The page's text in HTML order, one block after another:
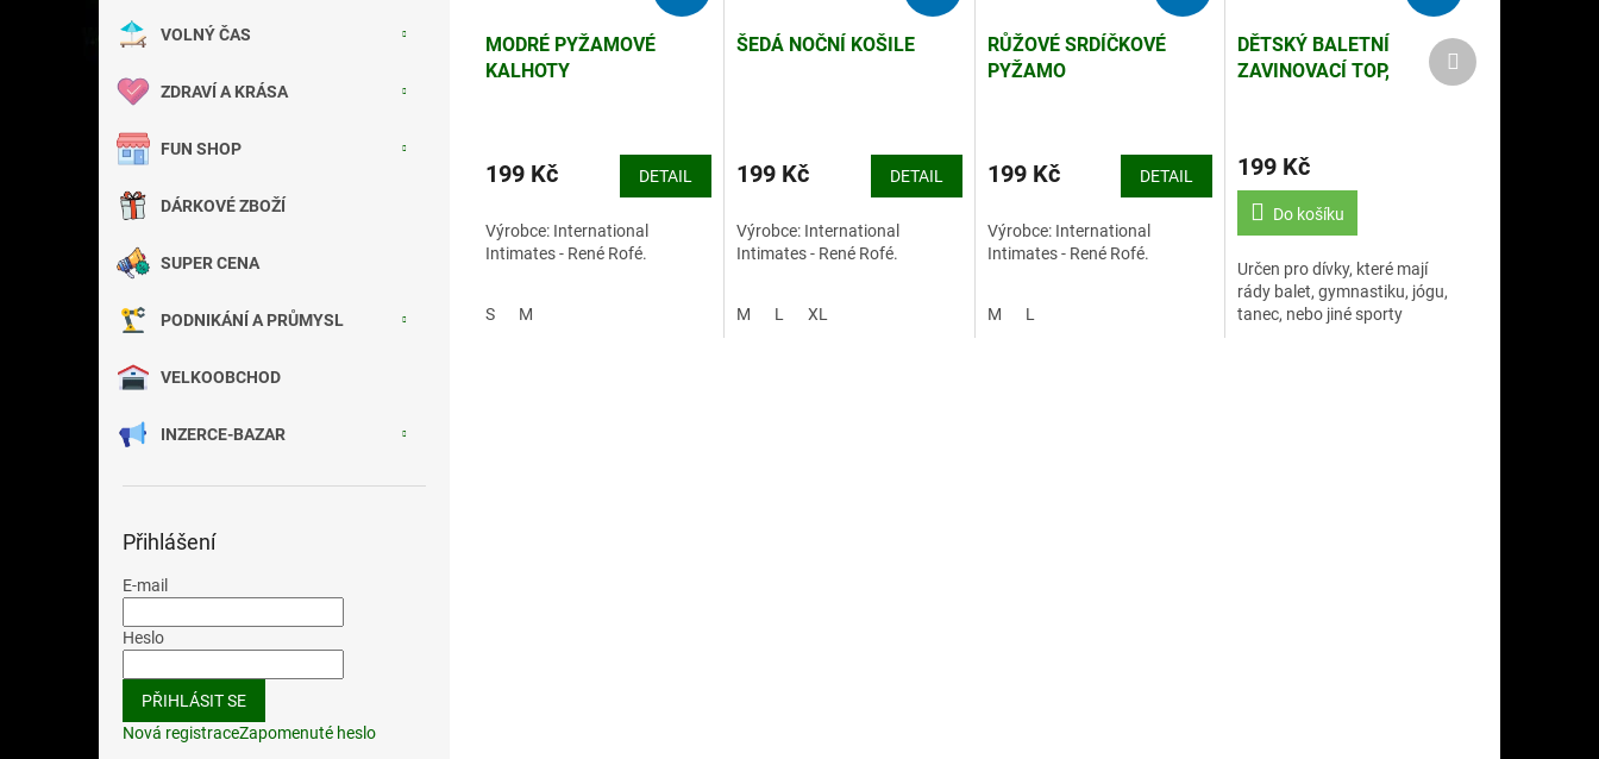
VOLNÝ ČAS
ZDRAVÍ A KRÁSA
FUN SHOP
DÁRKOVÉ ZBOŽÍ
SUPER CENA
PODNIKÁNÍ A PRŮMYSL
VELKOOBCHOD
INZERCE-BAZAR
Přihlášení
E-mail
Heslo
PŘIHLÁSIT SE
Nová registraceZapomenuté heslo
MODRÉ PYŽAMOVÉ
KALHOTY
199 Kč DETAIL
Výrobce: International
Intimates - René Rofé.
S M
ŠEDÁ NOČNÍ KOŠILE
199 Kč DETAIL
Výrobce: International
Intimates - René Rofé.
M L XL
RŮŽOVÉ SRDÍČKOVÉ
PYŽAMO
199 Kč DETAIL
Výrobce: International
Intimates - René Rofé.
M L
DĚTSKÝ BALETNÍ
ZAVINOVACÍ TOP,
199 Kč
Do košíku
Určen pro dívky, které mají
rády balet, gymnastiku, jógu,
tanec, nebo jiné sporty
Další
produkt